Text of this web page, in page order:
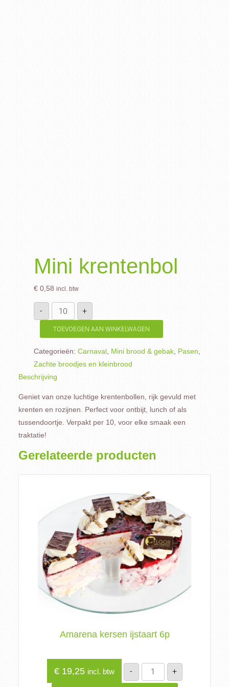
Mini krentenbol
€0,58 incl. btw
-
Mini
krentenbol
aantal
+
TOEVOEGEN AAN WINKELWAGEN
Categorieën: Carnaval, Mini brood & gebak, Pasen
Zachte broodjes en kleinbrood
Beschrijving
Geniet van onze luchtige krentenbollen, rijk gevuld met
krenten en rozijnen. Perfect voor ontbijt, lunch of als
tussendoortje. Verpakt per 10, voor elke smaak een
traktatie!
Gerelateerde producten
Amarena kersen ijstaart 6p
€19,25 incl. btw -
Amarena
kersen
ijstaart
+